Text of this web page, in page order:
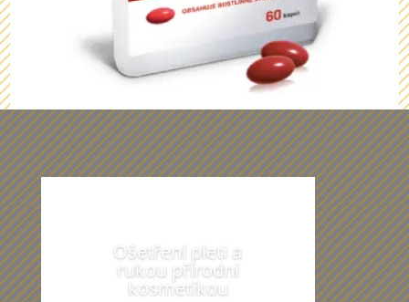
Z našich dárečků vám budou oči
přecházet
Ošetření pleti a
rukou přírodní
kosmetikou